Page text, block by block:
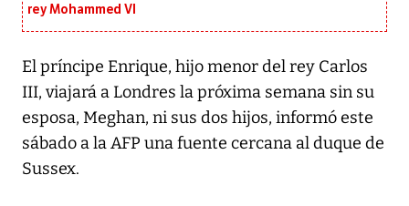
rey Mohammed VI
El príncipe Enrique, hijo menor del rey Carlos
III, viajará a Londres la próxima semana sin su
esposa, Meghan, ni sus dos hijos, informó este
sábado a la AFP una fuente cercana al duque de
Sussex.